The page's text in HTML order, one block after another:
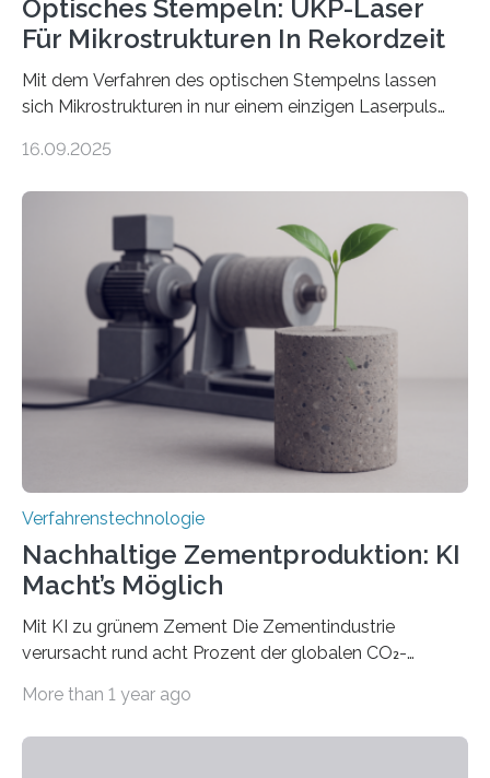
Optisches Stempeln: UKP-Laser
Für Mikrostrukturen In Rekordzeit
Mit dem Verfahren des optischen Stempelns lassen
sich Mikrostrukturen in nur einem einzigen Laserpuls
zeitaufwändiges Abscannen der Fläche. Am Fraunhofer
RWTH Aachen den Strahl eines Ultrakurzpulslasers
mithilfe eines Spatial Light Modulators (SLM) exakt in
das gewünschte Muster und bringen es direkt auf die
Werkstückoberfläche. Das beschleunigt die
Bearbeitung deutlich und eröffnet neue Möglichkeiten
für Branchen wie die stahl- und metallverarbeitende
Industrie oder die Glasverarbeitung. Erste Tests…
16.09.2025
Verfahrenstechnologie
Nachhaltige Zementproduktion: KI
Macht’s Möglich
Mit KI zu grünem Zement Die Zementindustrie
verursacht rund acht Prozent der globalen CO₂-
Flugverkehr. Forschende am Paul Scherrer Institut PSI
More than 1 year ago